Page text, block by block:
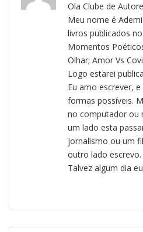
Ola Clube de
Meu nome é
livros publicados
Momentos
Olhar; Amor Vs
Logo estarei
Eu amo escrever,
formas possíveis.
no computador ou
um lado esta
jornalismo ou um
outro lado escrevo.
Talvez algum dia